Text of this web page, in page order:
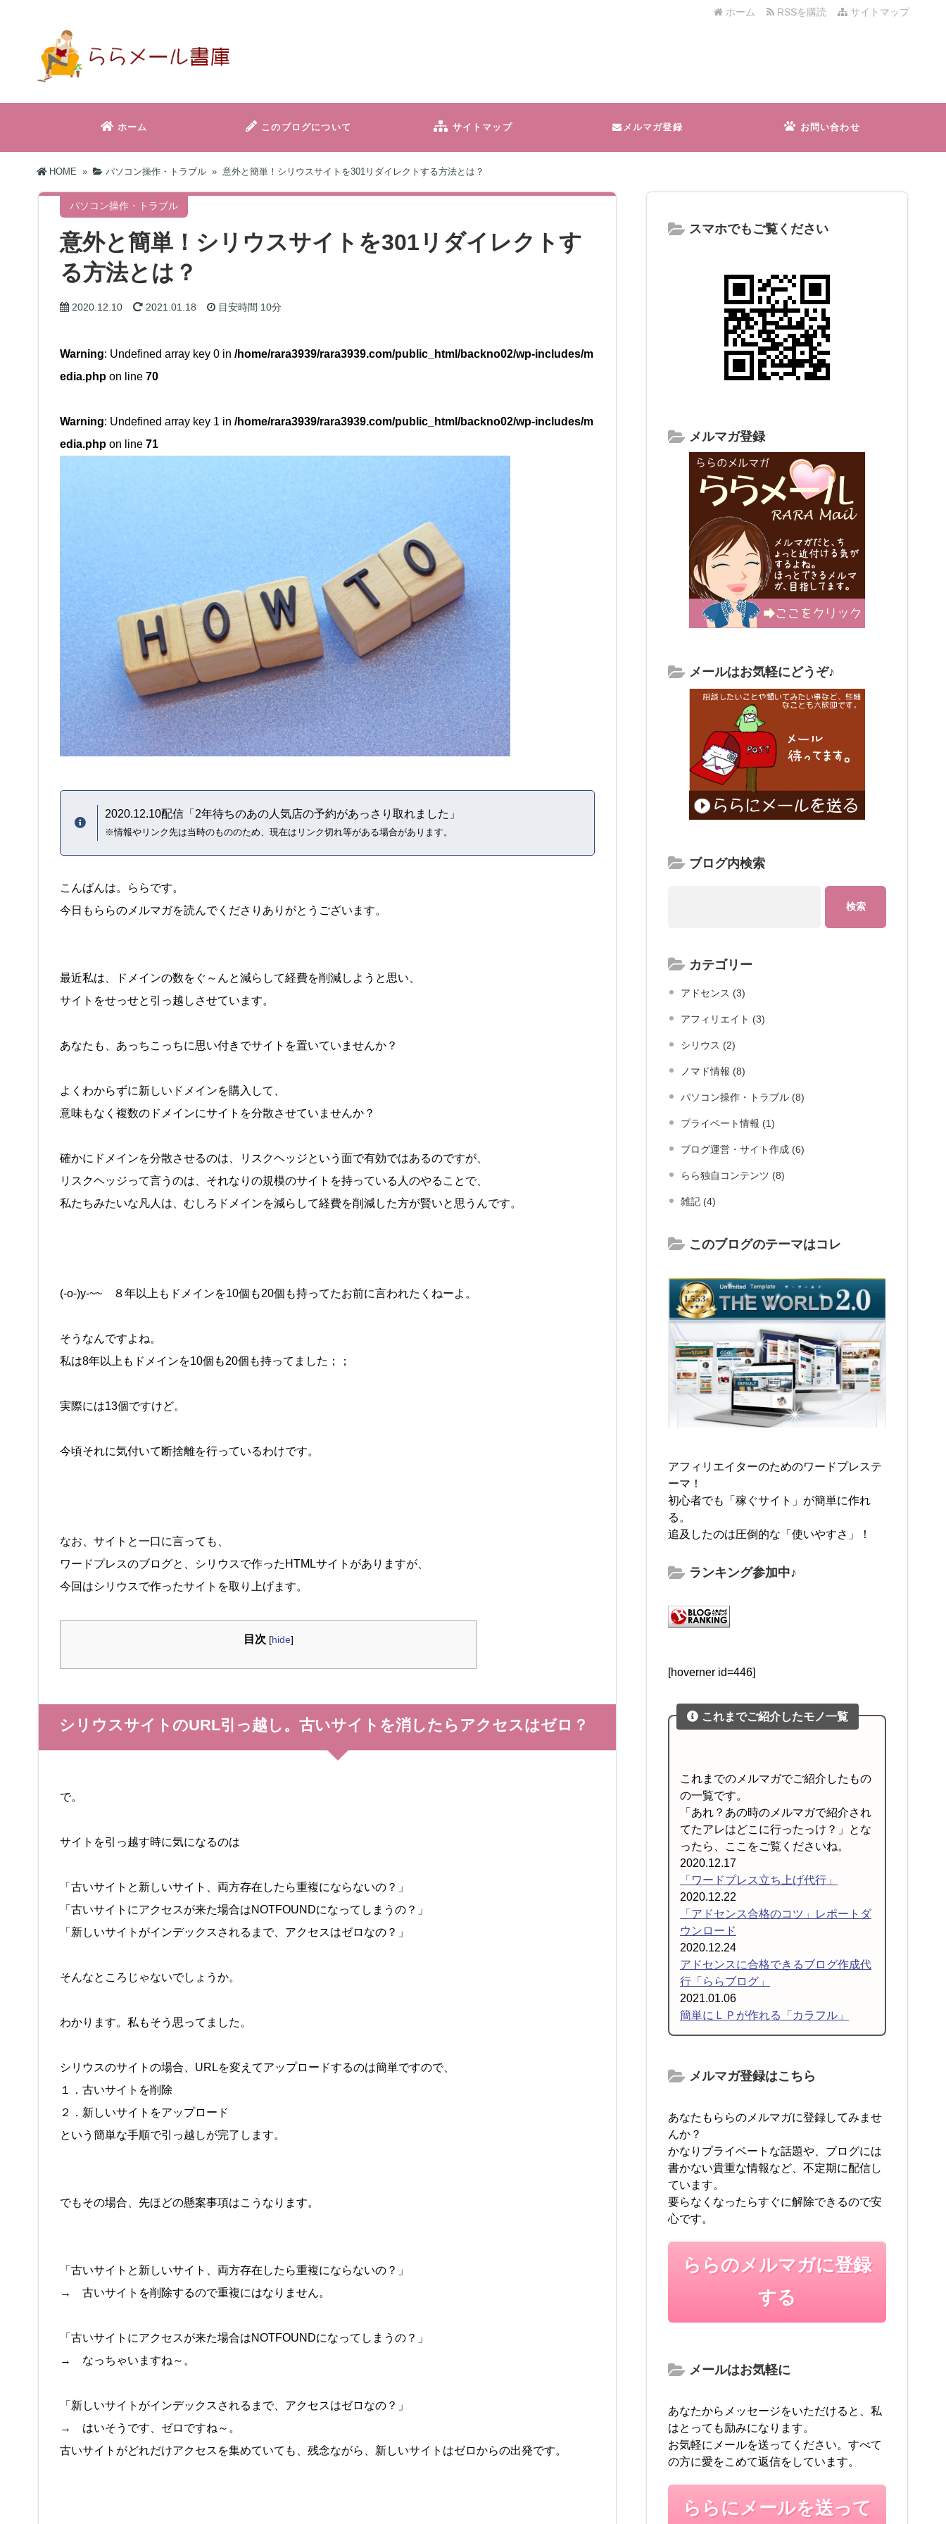
サイトマップ
RSSを購読
ホーム
ホーム このブログについて サイトマップ メルマガ登録 お問い合わせ
HOME » パソコン操作・トラブル » 意外と簡単！シリウスサイトを301リダイレクトする方法とは？
パソコン操作・トラブル
意外と簡単！シリウスサイトを301リダイレクトす
る方法とは？
2020.12.10 2021.01.18 目安時間 10分
Warning: Undefined array key 0 in /home/rara3939/rara3939.com/public_html/backno02/wp-includes/m
edia.php on line 70
Warning: Undefined array key 1 in /home/rara3939/rara3939.com/public_html/backno02/wp-includes/m
edia.php on line 71
2020.12.10配信「2年待ちのあの人気店の予約があっさり取れました」
※情報やリンク先は当時のもののため、現在はリンク切れ等がある場合があります。
こんばんは。ららです。
今日もららのメルマガを読んでくださりありがとうございます。
最近私は、ドメインの数をぐ～んと減らして経費を削減しようと思い、
サイトをせっせと引っ越しさせています。
あなたも、あっちこっちに思い付きでサイトを置いていませんか？
よくわからずに新しいドメインを購入して、
意味もなく複数のドメインにサイトを分散させていませんか？
確かにドメインを分散させるのは、リスクヘッジという面で有効ではあるのですが、
リスクヘッジって言うのは、それなりの規模のサイトを持っている人のやることで、
私たちみたいな凡人は、むしろドメインを減らして経費を削減した方が賢いと思うんです。
(-o-)y-~~ ８年以上もドメインを10個も20個も持ってたお前に言われたくねーよ。
そうなんですよね。
私は8年以上もドメインを10個も20個も持ってました；；
実際には13個ですけど。
今頃それに気付いて断捨離を行っているわけです。
なお、サイトと一口に言っても、
ワードプレスのブログと、シリウスで作ったHTMLサイトがありますが、
今回はシリウスで作ったサイトを取り上げます。
目次 [hide]
シリウスサイトのURL引っ越し。古いサイトを消したらアクセスはゼロ？
で。
サイトを引っ越す時に気になるのは
「古いサイトと新しいサイト、両方存在したら重複にならないの？」
「古いサイトにアクセスが来た場合はNOTFOUNDになってしまうの？」
「新しいサイトがインデックスされるまで、アクセスはゼロなの？」
そんなところじゃないでしょうか。
わかります。私もそう思ってました。
シリウスのサイトの場合、URLを変えてアップロードするのは簡単ですので、
１．古いサイトを削除
２．新しいサイトをアップロード
という簡単な手順で引っ越しが完了します。
でもその場合、先ほどの懸案事項はこうなります。
「古いサイトと新しいサイト、両方存在したら重複にならないの？」
→ 古いサイトを削除するので重複にはなりません。
「古いサイトにアクセスが来た場合はNOTFOUNDになってしまうの？」
→ なっちゃいますね～。
「新しいサイトがインデックスされるまで、アクセスはゼロなの？」
→ はいそうです、ゼロですね～。
古いサイトがどれだけアクセスを集めていても、残念ながら、新しいサイトはゼロからの出発です。
スマホでもご覧ください
メルマガ登録
メールはお気軽にどうぞ♪
ブログ内検索
カテゴリー
アドセンス (3)
アフィリエイト (3)
シリウス (2)
ノマド情報 (8)
パソコン操作・トラブル (8)
プライベート情報 (1)
ブログ運営・サイト作成 (6)
らら独自コンテンツ (8)
雑記 (4)
このブログのテーマはコレ
アフィリエイターのためのワードプレステ
ーマ！
初心者でも「稼ぐサイト」が簡単に作れ
る。
追及したのは圧倒的な「使いやすさ」！
ランキング参加中♪
[hoverner id=446]
これまでご紹介したモノ一覧
これまでのメルマガでご紹介したもの
の一覧です。
「あれ？あの時のメルマガで紹介され
てたアレはどこに行ったっけ？」とな
ったら、ここをご覧くださいね。
2020.12.17
「ワードプレス立ち上げ代行」
2020.12.22
「アドセンス合格のコツ」レポートダ
ウンロード
2020.12.24
アドセンスに合格できるブログ作成代
行「ららブログ」
2021.01.06
簡単にＬＰが作れる「カラフル」
メルマガ登録はこちら
あなたもららのメルマガに登録してみませ
んか？
かなりプライベートな話題や、ブログには
書かない貴重な情報など、不定期に配信し
ています。
要らなくなったらすぐに解除できるので安
心です。
ららのメルマガに登録
する
メールはお気軽に
あなたからメッセージをいただけると、私
はとっても励みになります。
お気軽にメールを送ってください。すべて
の方に愛をこめて返信をしています。
ららにメールを送って